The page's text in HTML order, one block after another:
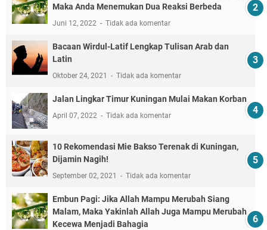
Maka Anda Menemukan Dua Reaksi Berbeda
Juni 12, 2022 Tidak ada komentar
Bacaan Wirdul-Latif Lengkap Tulisan Arab dan
Latin
Oktober 24, 2021 Tidak ada komentar
Jalan Lingkar Timur Kuningan Mulai Makan Korban
April 07, 2022 Tidak ada komentar
10 Rekomendasi Mie Bakso Terenak di Kuningan,
Dijamin Nagih!
September 02, 2021 Tidak ada komentar
Embun Pagi: Jika Allah Mampu Merubah Siang
Malam, Maka Yakinlah Allah Juga Mampu Merubah
Kecewa Menjadi Bahagia